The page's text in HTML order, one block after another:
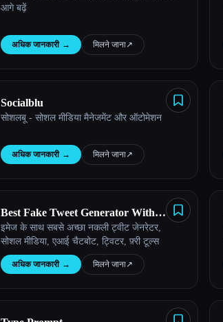
आगे बढ़ें
अधिक जानकारी → मिलने जाना↗︎
Socialblu
सोशलबू - सोशल मीडिया मैनेजमेंट और ऑटोमेशन
अधिक जानकारी → मिलने जाना↗︎
Best Fake Tweet Generator With
Image
इमेज के साथ सबसे अच्छा नकली ट्वीट जेनरेटर,
सोशल मीडिया, एआई चैटबोट, ट्विटर, फ़्री टूल्स
अधिक जानकारी → मिलने जाना↗︎